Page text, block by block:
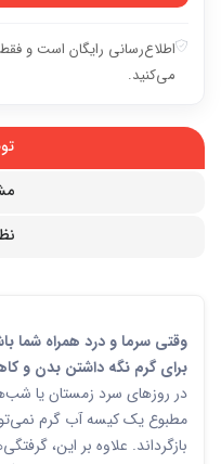
اطلاع‌رسانی رایگان است و
می‌کنید.
وقتی سرما و درد همراه شما
برای گرم نگه داشتن بدن
در روزهای سرد زمستان یا
مطبوع یک کیسه آب گرم
بازگرداند. علاوه بر این،